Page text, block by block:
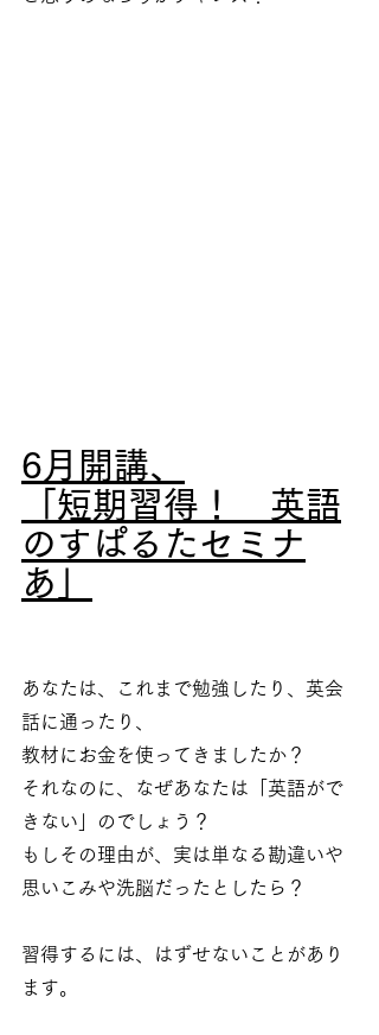
6月開講、
「短期習得！　英語
のすぱるたセミナ
あ」
あなたは、これまで勉強したり、英会
話に通ったり、
教材にお金を使ってきましたか？
それなのに、なぜあなたは「英語がで
きない」のでしょう？
もしその理由が、実は単なる勘違いや
思いこみや洗脳だったとしたら？
習得するには、はずせないことがあり
ます。